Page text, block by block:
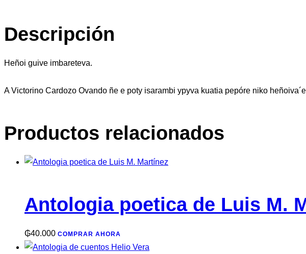
Descripción
Heñoi guive imbareteva.
A Victorino Cardozo Ovando ñe e poty isarambi ypyva kuatia pepóre niko
Productos relacionados
Antologia poetica de Luis M.
₲40.000 COMPRAR AHORA